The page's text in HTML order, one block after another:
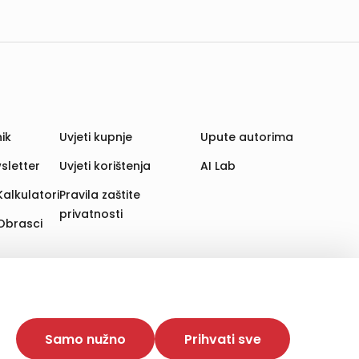
Time poboljšavamo korisničko iskustvo,
web stranica i uređaja u tu svrhu. Naši partneri
Opcija „Prihvati sve“ omogućuje postavljanje i
Samo nužno Prihvati sve
Uvjeti kupnje
Uvjeti korištenja
Pravila zaštite
privatnosti
Upute autorima
AI Lab